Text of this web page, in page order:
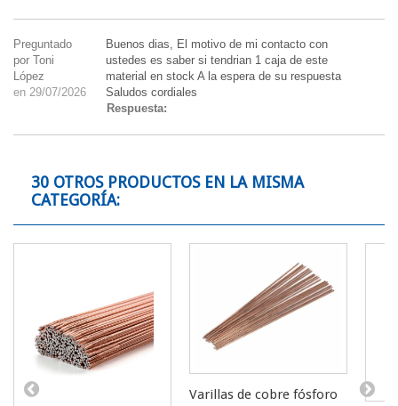
Preguntado
por Toni
López
en 29/07/2026
Buenos dias, El motivo de mi contacto con
ustedes es saber si tendrian 1 caja de este
material en stock A la espera de su respuesta
Saludos cordiales
Respuesta:
30 OTROS PRODUCTOS EN LA MISMA
CATEGORÍA:
Varillas de cobre fósforo